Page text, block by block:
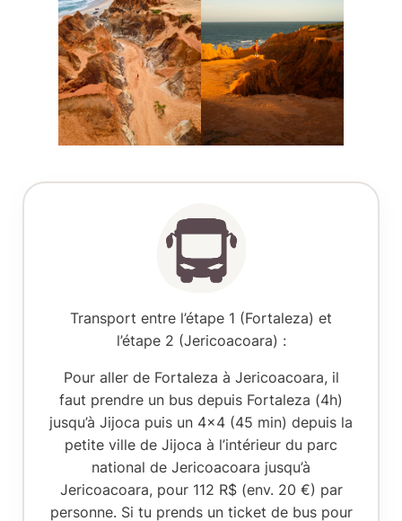
Transport entre l’étape 1 (Fortaleza) et
l’étape 2 (Jericoacoara) :
Pour aller de Fortaleza à Jericoacoara, il
faut prendre un bus depuis Fortaleza (4h)
jusqu’à Jijoca puis un 4×4 (45 min) depuis la
petite ville de Jijoca à l’intérieur du parc
national de Jericoacoara jusqu’à
Jericoacoara, pour 112 R$ (env. 20 €) par
personne. Si tu prends un ticket de bus pour